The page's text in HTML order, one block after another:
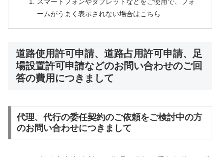
ームがうまく表示されない場合はこちら
道路使用許可申請、道路占用許可申請、足
場設置許可申請などのお問い合わせのご回
答の費用につきまして
代理、代行の委任契約のご依頼をご検討中の方
のお問い合わせにつきまして